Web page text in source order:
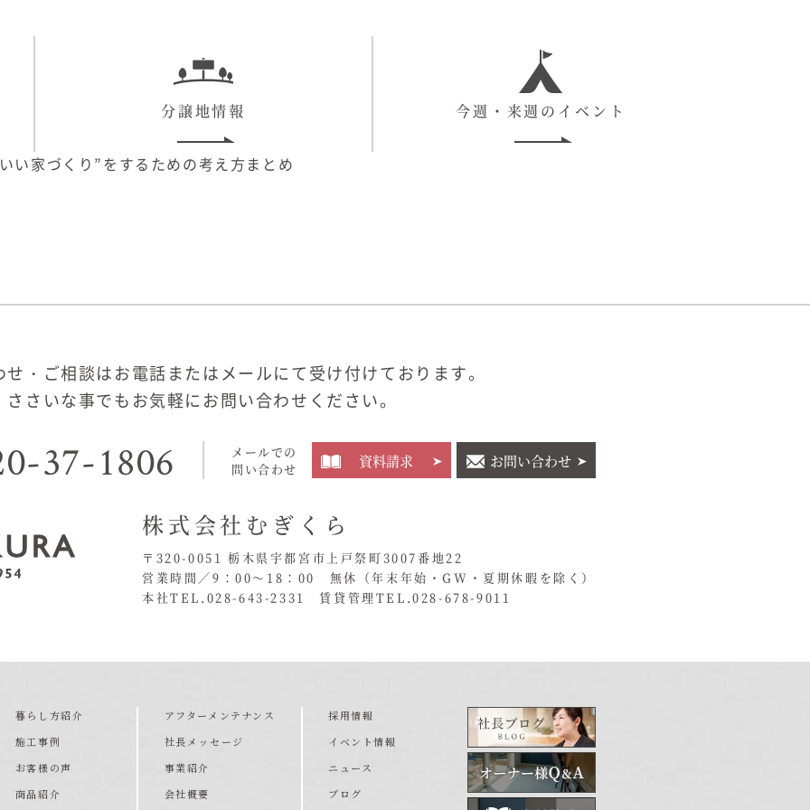
分譲地情報 今週・来週のイベント
い家づくり”をするための考え方まとめ
・ご相談はお電話またはメールにて受け付けております。
ささいな事でもお気軽にお問い合わせください。
37-1806
メールでの
問い合わせ
資料請求 お問い合わせ
株式会社むぎくら
〒320-0051 栃木県宇都宮市上戸祭町3007番地22
営業時間／9：00〜18：00 無休 （年末年始・GW・夏期休暇を除く）
本社TEL.028-643-2331
賃貸管理TEL.028-678-9011
暮らし方紹介
施工事例
お客様の声
商品紹介
アフターメンテナンス
社長メッセージ
事業紹介
会社概要
採用情報
イベント情報
ニュース
ブログ